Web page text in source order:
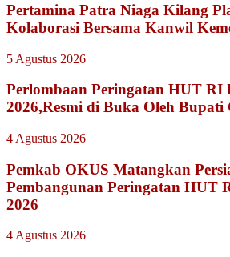
Pertamina Patra Niaga Kilang
Kolaborasi Bersama Kanwil
5 Agustus 2026
Perlombaan Peringatan HUT RI
2026,Resmi di Buka Oleh Bupati
4 Agustus 2026
Pemkab OKUS Matangkan
Pembangunan Peringatan HUT
2026
4 Agustus 2026